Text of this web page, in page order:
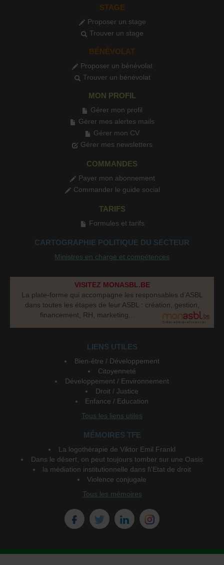
STAGE
Proposer un stage
Trouver un stage
BÉNÉVOLAT
Proposer un bénévolat
Trouver un bénévolat
MON PROFIL
Gérer mon profil
Gérer mes alertes mails
Gérer mon CV
Gérer mes newsletters
COMMANDES
Payer mon abonnement
Commander le guide social
TARIFS
Formules et tarifs
CARTOGRAPHIE POLITIQUE DU SECTEUR
Ministres en charge et compétences
VISITEZ MONASBL.BE
La plate-forme qui accompagne les responsables d’ASBL
dans toutes les étapes de leur ASBL : création, gestion,
financement, RH, marketing...
LIENS UTILES
Bien-être / Développement
Citoyenneté
Développement / Environnement
Droit / Justice
Enfance / Education
Tous les liens utiles
MÉMOIRES TFE
La logothérapie de Viktor Emil Frankl
Dans le désert, on peut toujours tomber sur une Oasis
la médiation institutionnelle dans l\'Etat de droit
Violence conjugale
Tous les mémoires